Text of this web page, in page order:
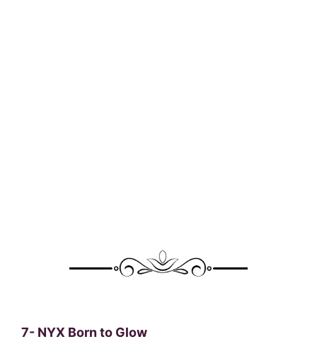
7- NYX Born to Glow